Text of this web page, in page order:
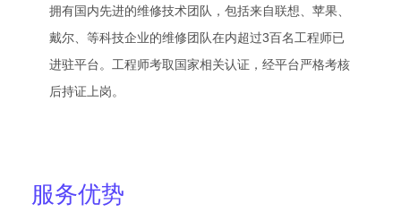
拥有国内先进的维修技术团队，包括来自联想、苹果、
戴尔、等科技企业的维修团队在内超过3百名工程师已
进驻平台。工程师考取国家相关认证，经平台严格考核
后持证上岗。
服务优势